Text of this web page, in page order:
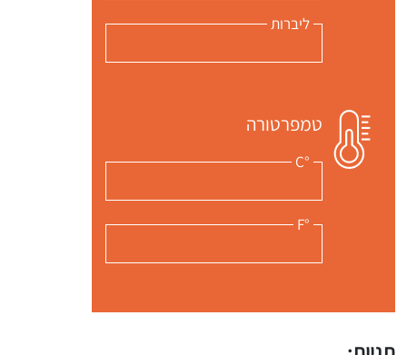
ליברות
טמפרטורה
°C
°F